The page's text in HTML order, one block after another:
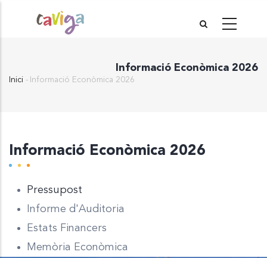
Informació Econòmica 2026
Inici - Informació Econòmica 2026
Informació Econòmica 2026
Pressupost
Informe d'Auditoria
Estats Financers
Memòria Econòmica